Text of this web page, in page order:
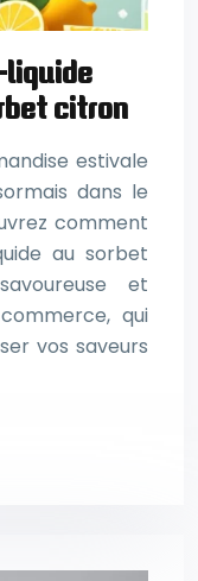
liquide
citron
estivale
dans le
comment
au sorbet
et
qui
vos saveurs